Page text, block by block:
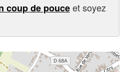
coup de pouceet soyez